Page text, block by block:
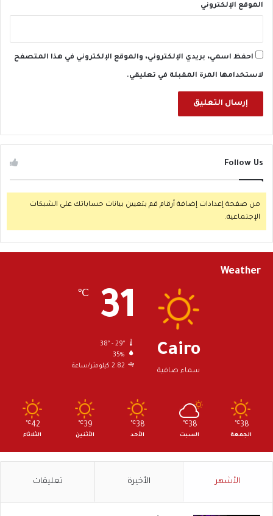
الموقع الإلكتروني
احفظ اسمي، بريدي الإلكتروني، والموقع الإلكتروني في هذا المتصفح
لاستخدامها المرة المقبلة في تعليقي.
Follow Us
من صفحة إعدادات إضافة أرقام قم بتعيين بيانات حساباتك على الشبكات
الإجتماعية.
Weather
Cairo
سماء صافية
31
℃
38º - 29º
35%
2.82 كيلومتر/ساعة
38
℃
الجمعة
38
℃
السبت
38
℃
الأحد
39
℃
الأثنين
42
℃
الثلاثاء
الأشهر الأخيرة تعليقات